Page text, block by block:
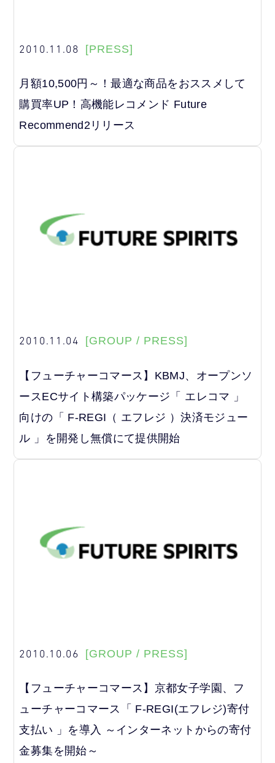
2010.11.08 [PRESS]
月額10,500円～！最適な商品をおススメして
購買率UP！高機能レコメンド Future
Recommend2リリース
2010.11.04 [GROUP / PRESS]
【フューチャーコマース】KBMJ、オープンソ
ースECサイト構築パッケージ「 エレコマ 」
向けの「 F-REGI（ エフレジ ）決済モジュー
ル 」を開発し無償にて提供開始
2010.10.06 [GROUP / PRESS]
【フューチャーコマース】京都女子学園、フ
ューチャーコマース「 F-REGI(エフレジ)寄付
支払い 」を導入 ～インターネットからの寄付
金募集を開始～